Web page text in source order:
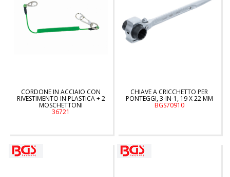
CORDONE IN ACCIAIO CON
RIVESTIMENTO IN PLASTICA + 2
MOSCHETTONI
36721
CHIAVE A CRICCHETTO PER
PONTEGGI, 3-IN-1, 19 X 22 MM
BGS70910